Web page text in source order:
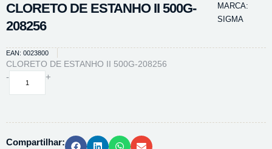
CLORETO DE ESTANHO II 500G-
208256
MARCA:
SIGMA
EAN: 0023800
CLORETO DE ESTANHO II 500G-208256
-
CLORETO
208256
+
Compartilhar: